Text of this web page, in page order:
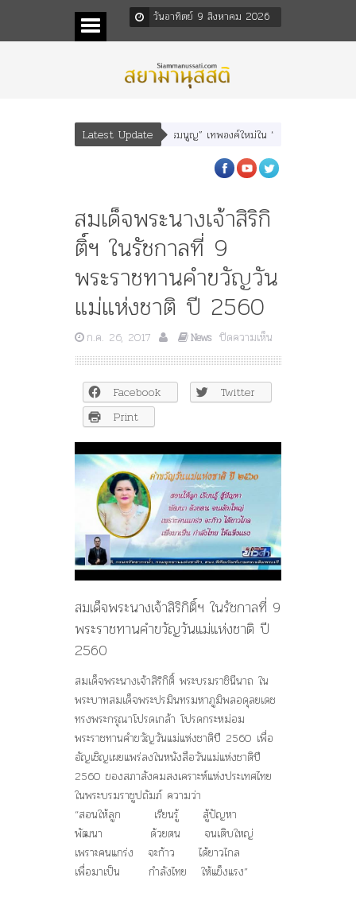
วันอาทิตย์ 9 สิงหาคม 2026
Latest Update
สนา” “อรุณเทพบุตร” และ “เทพีรัฐธรรมนูญ” เทพองค์ใหม่ใน “ศิลปะคณะราษฎร”
สมเด็จพระนางเจ้าสิริกิ
ติ์ฯ ในรัชกาลที่ 9
พระราชทานคำขวัญวัน
แม่แห่งชาติ ปี 2560
ก.ค. 26, 2017 News ปิดความเห็น
สมเด็จ
พระนาง
ใน
รัชกาล
คำขวัญ
วัน
แม่
แห่ง
ปี
Facebook
Twitter
Print
สมเด็จพระนางเจ้าสิริกิติ์ฯ ในรัชกาลที่ 9
พระราชทานคำขวัญวันแม่แห่งชาติ ปี
2560
สมเด็จพระนางเจ้าสิริกิติ์ พระบรมราชินีนาถ ใน
พระบาทสมเด็จพระปรมินทรมหาภูมิพลอดุลยเดช
ทรงพระกรุณาโปรดเกล้า โปรดกระหม่อม
พระราชทานคำขวัญวันแม่แห่งชาติปี 2560 เพื่อ
อัญเชิญเผยแพร่ลงในหนังสือวันแม่แห่งชาติปี
2560 ของสภาสังคมสงเคราะห์แห่งประเทศไทย
ในพระบรมราชูปถัมภ์ ความว่า
“สอนให้ลูก เรียนรู้ สู้ปัญหา
พัฒนา ด้วยตน จนเติบใหญ่
เพราะคนแกร่ง จะก้าว ได้ยาวไกล
เพื่อมาเป็น กำลังไทย ให้แข็งแรง”